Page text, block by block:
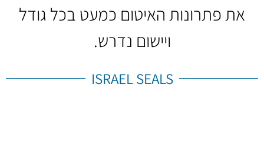
את פתרונות האיטום כמעט בכל גודל
ויישום נדרש.
ISRAEL SEALS